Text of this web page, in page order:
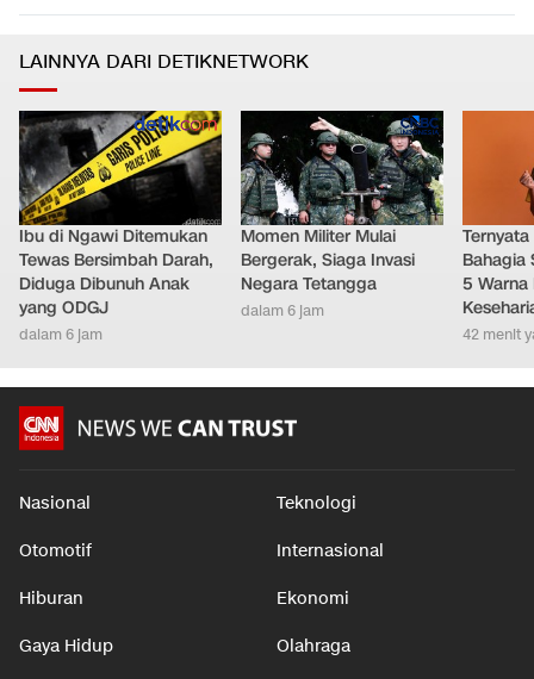
LAINNYA DARI DETIKNETWORK
Ibu di Ngawi Ditemukan
Tewas Bersimbah Darah,
Diduga Dibunuh Anak
yang ODGJ
dalam 6 jam
Momen Militer Mulai
Bergerak, Siaga Invasi
Negara Tetangga
dalam 6 jam
Bahagia
5
42 menit
Nasional Teknologi
Otomotif Internasional
Hiburan Ekonomi
Gaya Hidup Olahraga